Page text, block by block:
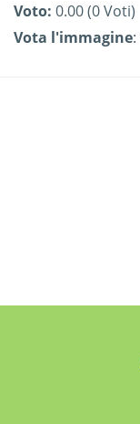
Voto: 0.00 (0 Voti)
Vota l'immagine: